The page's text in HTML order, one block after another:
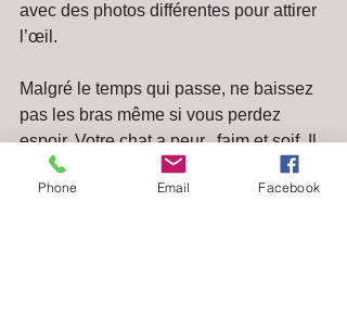
avec des photos différentes pour attirer
l’œil.
Malgré le temps qui passe, ne baissez
pas les bras même si vous perdez
espoir. Votre chat a peur,  faim et soif. Il
est peut être blessé. Il a besoin de votre
amour et détermination pour s’en sortir.
Phone Email Facebook